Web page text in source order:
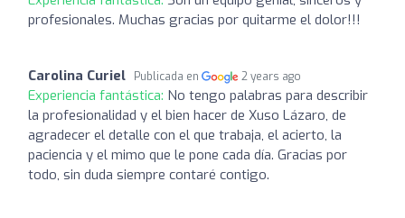
profesionales. Muchas gracias por quitarme el dolor!!!
Carolina Curiel Publicada en 2 years ago
Experiencia fantástica: No tengo palabras para describir
la profesionalidad y el bien hacer de Xuso Lázaro, de
agradecer el detalle con el que trabaja, el acierto, la
paciencia y el mimo que le pone cada día. Gracias por
todo, sin duda siempre contaré contigo.